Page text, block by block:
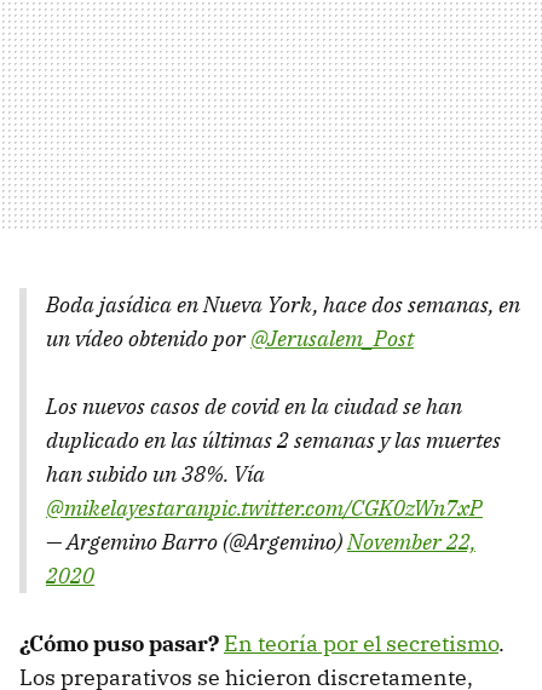
Boda jasídica en Nueva York, hace dos semanas, en
un vídeo obtenido por@Jerusalem_Post
Los nuevos casos de covid en la ciudad se han
duplicado en las últimas 2 semanas y las muertes
han subido un 38%. Vía
@mikelayestaranpic.twitter.com/CGK0zWn7xP
— Argemino Barro (@Argemino)November 22,
2020
¿Cómo puso pasar? En teoría por el secretismo.
Los preparativos se hicieron discretamente,